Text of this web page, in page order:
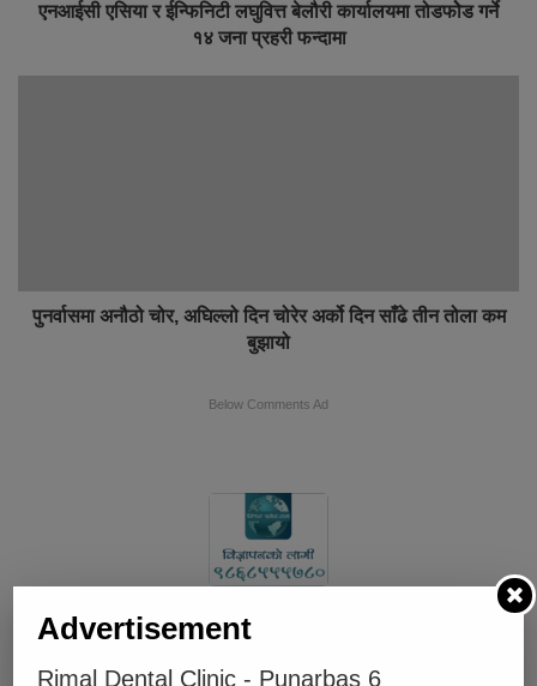
एनआईसी एसिया र ईन्फिनिटी लघुवित्त बेलौरी कार्यालयमा तोडफोेड गर्ने
१४ जना प्रहरी फन्दामा
पुनर्वासमा अनौठो चोर, अघिल्लो दिन चोरेर अर्को दिन साँढे तीन तोला कम
बुझायो
Below Comments Ad
Advertisement
Rimal Dental Clinic - Punarbas 6